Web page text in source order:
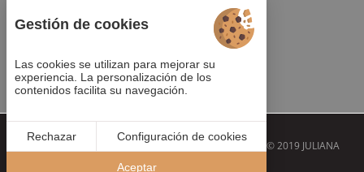
© 2019 JULIANA
Gestión de cookies
Las cookies se utilizan para mejorar su
experiencia. La personalización de los
contenidos facilita su navegación.
Rechazar Configuración de cookies
Aceptar